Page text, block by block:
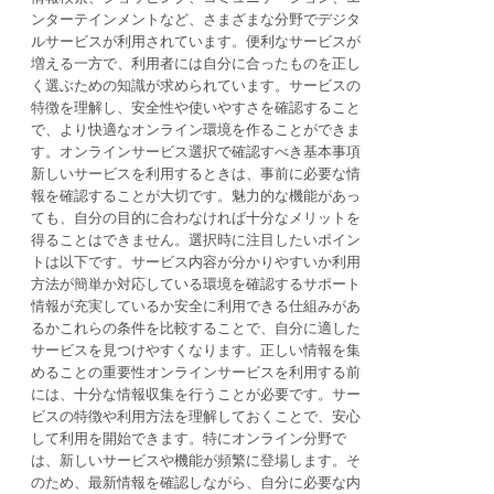
ンターテインメントなど、さまざまな分野でデジタ
ルサービスが利用されています。便利なサービスが
増える一方で、利用者には自分に合ったものを正し
く選ぶための知識が求められています。サービスの
特徴を理解し、安全性や使いやすさを確認すること
で、より快適なオンライン環境を作ることができま
す。オンラインサービス選択で確認すべき基本事項
新しいサービスを利用するときは、事前に必要な情
報を確認することが大切です。魅力的な機能があっ
ても、自分の目的に合わなければ十分なメリットを
得ることはできません。選択時に注目したいポイン
トは以下です。サービス内容が分かりやすいか利用
方法が簡単か対応している環境を確認するサポート
情報が充実しているか安全に利用できる仕組みがあ
るかこれらの条件を比較することで、自分に適した
サービスを見つけやすくなります。正しい情報を集
めることの重要性オンラインサービスを利用する前
には、十分な情報収集を行うことが必要です。サー
ビスの特徴や利用方法を理解しておくことで、安心
して利用を開始できます。特にオンライン分野で
は、新しいサービスや機能が頻繁に登場します。そ
のため、最新情報を確認しながら、自分に必要な内